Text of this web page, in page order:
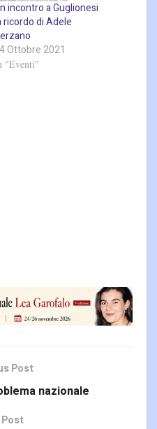
incontro a Guglionesi
ricordo di Adele
Ottobre 2021
"Eventi"
Post
nazionale
Post